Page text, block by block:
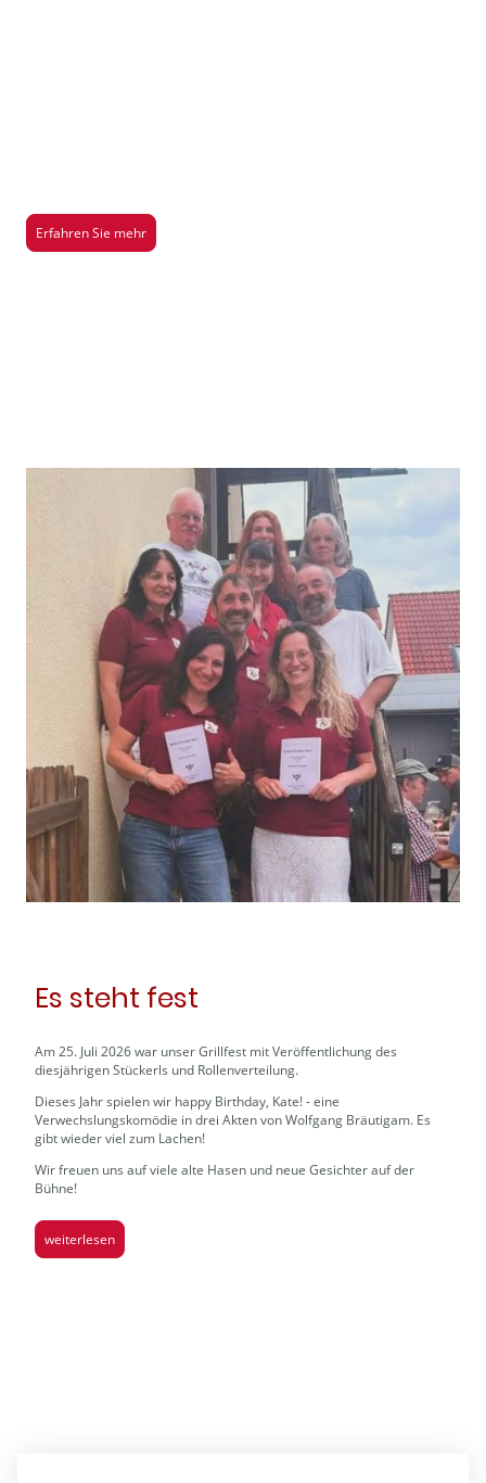
Erfahren Sie mehr
Es steht fest
Am 25. Juli 2026 war unser Grillfest mit Veröffentlichung des
diesjährigen Stückerls und Rollenverteilung.
Dieses Jahr spielen wir happy Birthday, Kate! - eine
Verwechslungskomödie in drei Akten von Wolfgang Bräutigam. Es
gibt wieder viel zum Lachen!
Wir freuen uns auf viele alte Hasen und neue Gesichter auf der
Bühne!
weiterlesen